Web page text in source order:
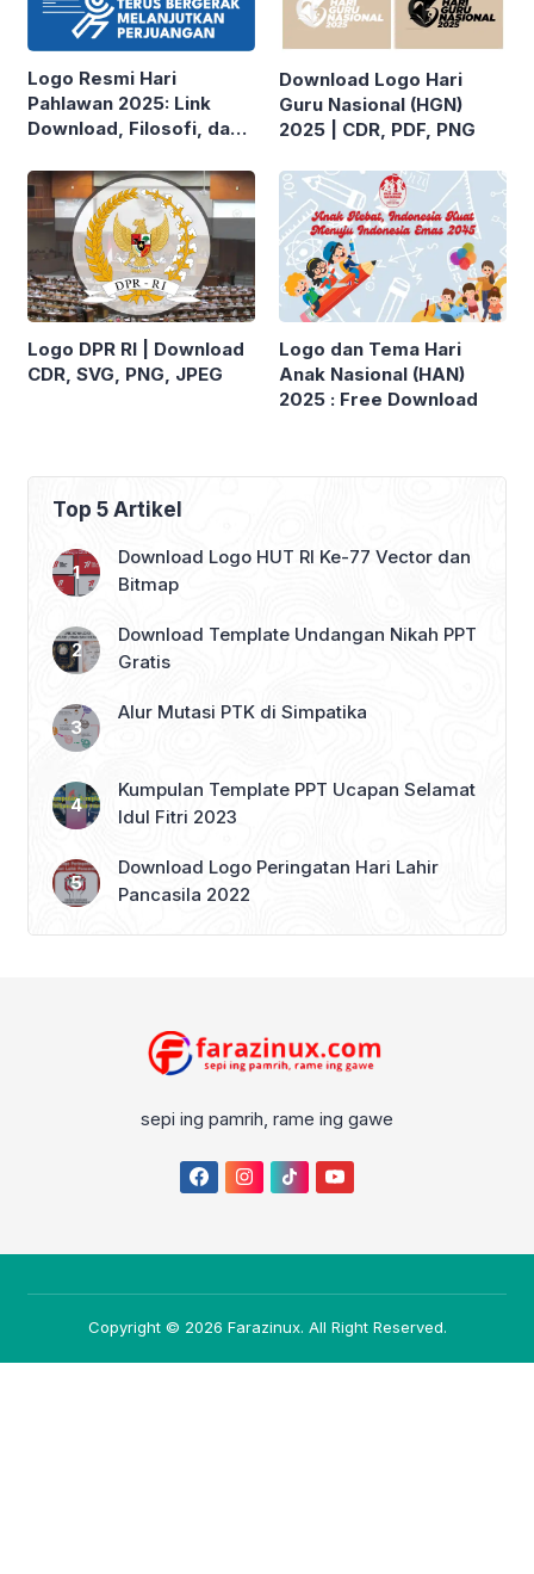
Logo Resmi Hari
Pahlawan 2025: Link
Download, Filosofi, dan
Download Logo Hari
Guru Nasional (HGN)
2025 | CDR, PDF, PNG
Logo DPR RI | Download
CDR, SVG, PNG, JPEG
Logo dan Tema Hari
Anak Nasional (HAN)
2025 : Free Download
Top 5 Artikel
Download Logo HUT RI Ke-77 Vector dan
Bitmap
Download Template Undangan Nikah PPT
Gratis
Alur Mutasi PTK di Simpatika
Kumpulan Template PPT Ucapan Selamat
Idul Fitri 2023
Download Logo Peringatan Hari Lahir
Pancasila 2022
sepi ing pamrih, rame ing gawe
Copyright © 2026 Farazinux. All Right Reserved.